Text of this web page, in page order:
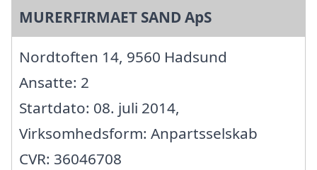
MURERFIRMAET SAND ApS
Nordtoften 14, 9560 Hadsund
Ansatte: 2
Startdato: 08. juli 2014,
Virksomhedsform: Anpartsselskab
CVR: 36046708